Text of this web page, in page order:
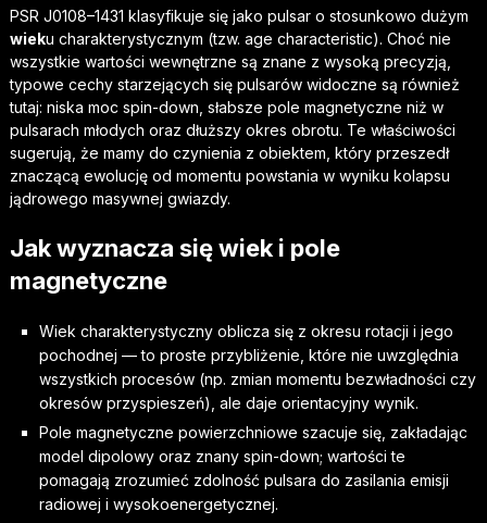
PSR J0108–1431 klasyfikuje się jako pulsar o stosunkowo dużym
wieku charakterystycznym (tzw. age characteristic). Choć nie
wszystkie wartości wewnętrzne są znane z wysoką precyzją,
typowe cechy starzejących się pulsarów widoczne są również
tutaj: niska moc spin-down, słabsze pole magnetyczne niż w
pulsarach młodych oraz dłuższy okres obrotu. Te właściwości
sugerują, że mamy do czynienia z obiektem, który przeszedł
znaczącą ewolucję od momentu powstania w wyniku kolapsu
jądrowego masywnej gwiazdy.
Jak wyznacza się wiek i pole
magnetyczne
Wiek charakterystyczny oblicza się z okresu rotacji i jego
pochodnej — to proste przybliżenie, które nie uwzględnia
wszystkich procesów (np. zmian momentu bezwładności czy
okresów przyspieszeń), ale daje orientacyjny wynik.
Pole magnetyczne powierzchniowe szacuje się, zakładając
model dipolowy oraz znany spin-down; wartości te
pomagają zrozumieć zdolność pulsara do zasilania emisji
radiowej i wysokoenergetycznej.